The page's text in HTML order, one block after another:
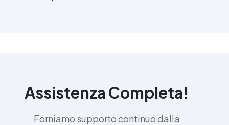
Assistenza Completa!
Forniamo supporto continuo dalla